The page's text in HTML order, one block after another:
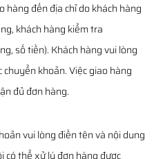
hàng đến địa chỉ do khách hàng
khách hàng kiểm tra
số tiền). Khách hàng vui lòng
khoản. Việc giao hàng
đủ đơn hàng.
vui lòng điền tên và nội dung
có thể xử lý đơn hàng được